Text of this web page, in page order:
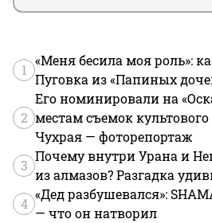
1
«Меня бесила моя роль»:
Пуговка из «Папиных
2
Его номинировали на
местам съемок
Чухрая — фоторепортаж
3
Почему внутри Урана и
из алмазов? Разгадка
4
«Дед разбушевался»:
— что он натворил